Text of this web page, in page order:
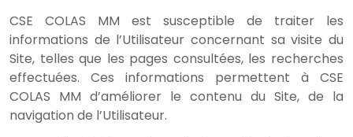
CSE COLAS MM est susceptible de traiter les
informations de l’Utilisateur concernant sa visite du
Site, telles que les pages consultées, les recherches
effectuées. Ces informations permettent à CSE
COLAS MM d’améliorer le contenu du Site, de la
navigation de l’Utilisateur.